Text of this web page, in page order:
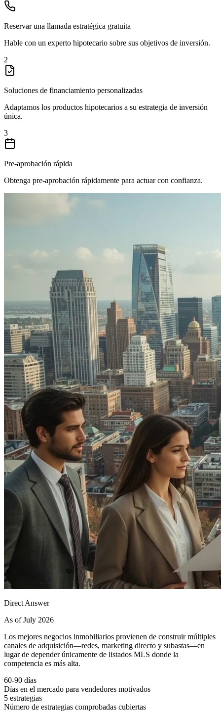
Reservar una llamada estratégica gratuita
Hable con un experto hipotecario sobre sus objetivos de inversión.
2
Soluciones de financiamiento personalizadas
Adaptamos los productos hipotecarios a su estrategia de inversión
única.
3
Pre-aprobación rápida
Obtenga pre-aprobación rápidamente para actuar con confianza.
Direct Answer
As of July 2026
Los mejores negocios inmobiliarios provienen de construir múltiples
canales de adquisición—redes, marketing directo y subastas—en
lugar de depender únicamente de listados MLS donde la
competencia es más alta.
60-90 días
Días en el mercado para vendedores motivados
5 estrategias
Número de estrategias comprobadas cubiertas